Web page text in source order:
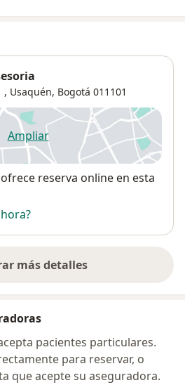
, Usaquén, Bogotá 011101
Ampliarse abre en una nueva
reserva online en esta
más detalles
sobre la dirección
pacientes particulares.
para reservar, o
que acepte su aseguradora.